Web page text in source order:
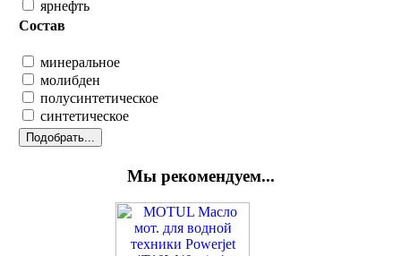
ярнефть
Состав
минеральное
молибден
полусинтетическое
синтетическое
Мы рекомендуем...